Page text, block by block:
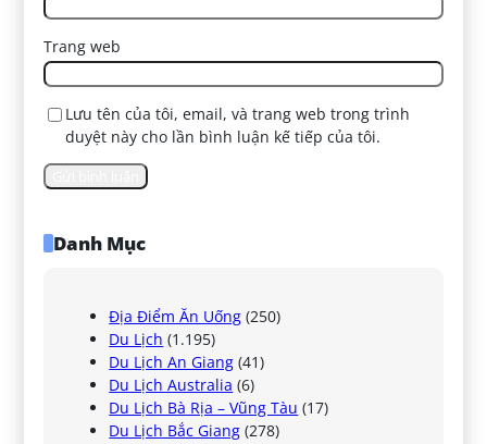
Trang web
Lưu tên của tôi, email, và trang web trong trình
duyệt này cho lần bình luận kế tiếp của tôi.
Danh Mục
Địa Điểm Ăn Uống (250)
Du Lịch (1.195)
Du Lịch An Giang (41)
Du Lịch Australia (6)
Du Lịch Bà Rịa – Vũng Tàu (17)
Du Lịch Bắc Giang (278)